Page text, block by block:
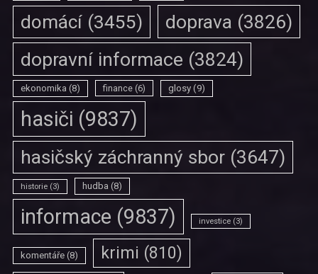
domácí (3455) doprava (3826)
dopravní informace (3824)
ekonomika (8) finance (6) glosy (9)
hasiči (9837)
hasičský záchranný sbor (3647)
historie (3) hudba (8)
informace (9837) investice (3)
komentáře (8) krimi (810)